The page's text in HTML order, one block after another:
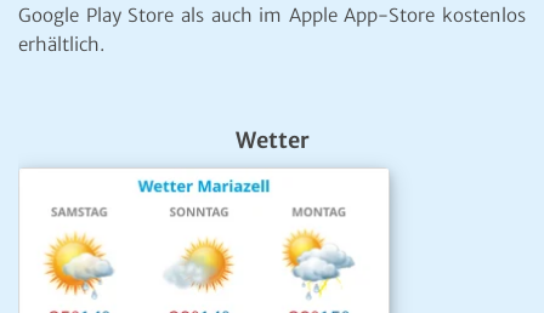
Google Play Store als auch im Apple App-Store kostenlos
erhältlich.
Wetter